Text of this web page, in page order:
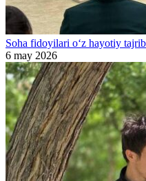
Soha fidoyilari o‘z hayotiy
6 may 2026